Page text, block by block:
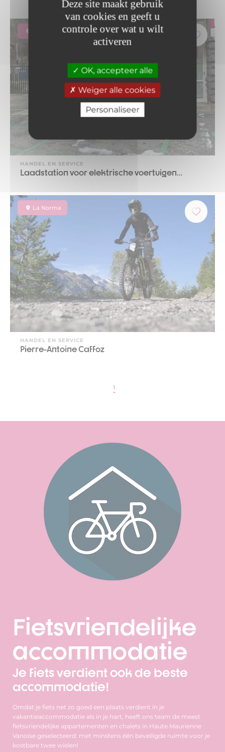
Deze site maakt gebruik
van cookies en geeft u
controle over wat u wilt
activeren
OK, accepteer alle
Weiger alle cookies
Personaliseer
HANDEL EN SERVICE
Laadstation voor elektrische voertuigen…
La Norma
HANDEL EN SERVICE
Pierre-Antoine Caffoz
1
Fietsvriendelijke
accommodatie
Je fiets verdient ook de beste
accommodatie!
Omdat je fiets net zo goed een plaats verdient in je
vakantieaccommodatie als in je hart, heeft ons team de meest
fietsvriendelijke appartementen en chalets in Haute Maurienne
Vanoise geselecteerd: met minstens één beveiligde ruimte voor je
kostbare twee wielen!